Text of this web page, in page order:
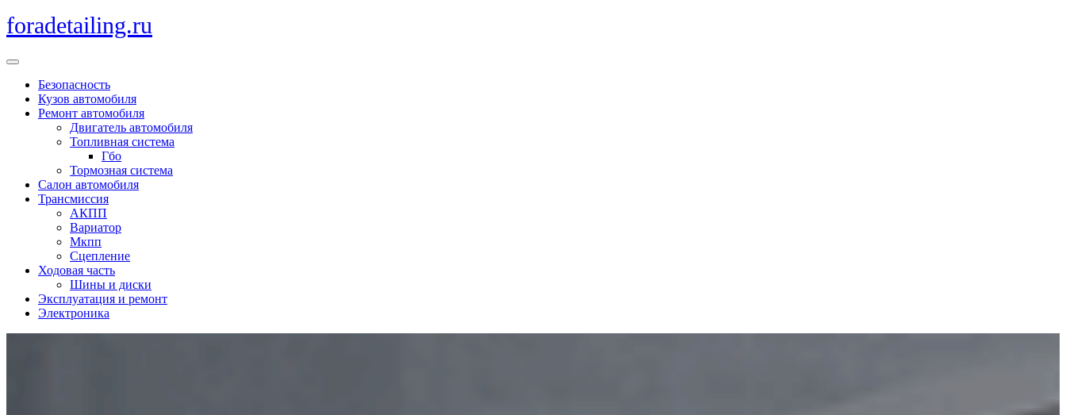
Перейти
к
foradetailing.ru
Кнопка
ОткрытьБезопасность
Кузов автомобиля
Ремонт автомобиля
Двигатель автомобиля
Топливная система
Гбо
Тормозная система
Салон автомобиля
Трансмиссия
АКПП
Вариатор
Мкпп
Сцепление
Ходовая часть
Шины и диски
Эксплуатация и ремонт
Электроника